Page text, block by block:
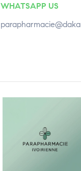
WHATSAPP US